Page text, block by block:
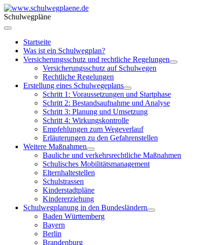
Schulwegpläne
Startseite
Was ist ein Schulwegplan?
Versicherungsschutz und rechtliche Regelungen
Versicherungsschutz auf Schulwegen
Rechtliche Regelungen
Erstellung eines Schulwegeplans
Schritt 1: Voraussetzungen und Startphase
Schritt 2: Bestandsaufnahme und Analyse
Schritt 3: Planung und Umsetzung
Schritt 4: Wirkungskontrolle
Empfehlungen zum Wegeverlauf
Erläuterungen zu den Gefahrenstellen
Weitere Maßnahmen
Bauliche und verkehrsrechtliche Maßnahmen
Schulisches Mobilitätsmanagement
Elternhaltestellen
Schulstrassen
Kinderstadtpläne
Kindererziehung
Schulwegplanung in den Bundesländern
Baden Württemberg
Bayern
Berlin
Brandenburg